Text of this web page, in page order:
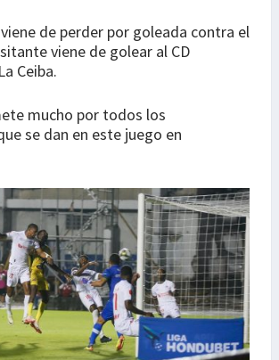
viene de perder por goleada contra el
viene de golear al CD
Ceiba.
mucho por todos los
se dan en este juego en